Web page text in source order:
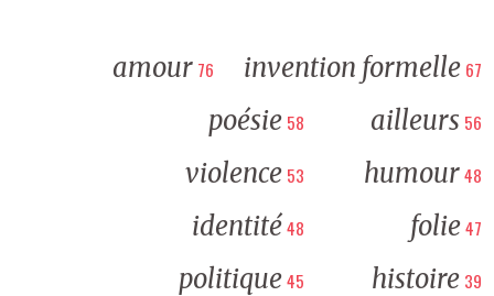
amour 76 invention formelle 67
poésie 58 ailleurs 56
violence 53 humour48
identité48 folie47
politique45 histoire 39